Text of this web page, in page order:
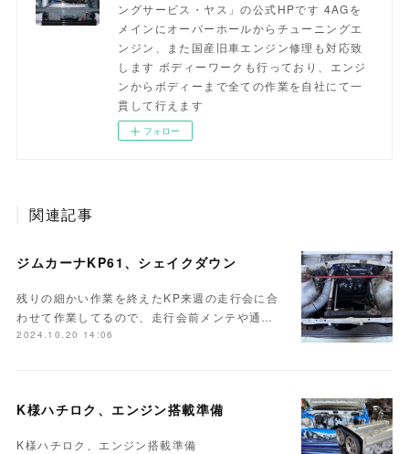
ングサービス・ヤス」の公式HPです 4AGを
メインにオーバーホールからチューニングエ
ンジン、また国産旧車エンジン修理も対応致
します ボディーワークも行っており、エンジ
ンからボディーまで全ての作業を自社にて一
貫して行えます
フォロー
関連記事
ジムカーナKP61、シェイクダウン
残りの細かい作業を終えたKP来週の走行会に合
わせて作業してるので、走行会前メンテや通…
2024.10.20 14:06
K様ハチロク、エンジン搭載準備
K様ハチロク、エンジン搭載準備